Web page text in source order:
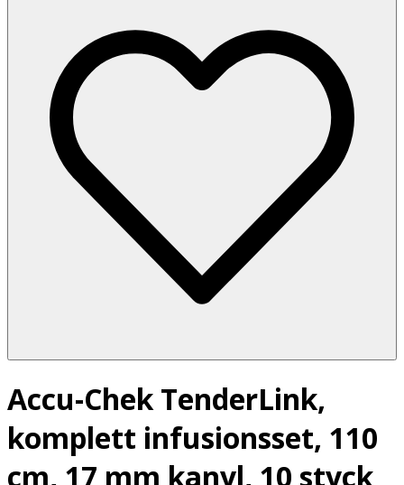
Accu-Chek TenderLink,
komplett infusionsset, 110
cm, 17 mm kanyl, 10 styck